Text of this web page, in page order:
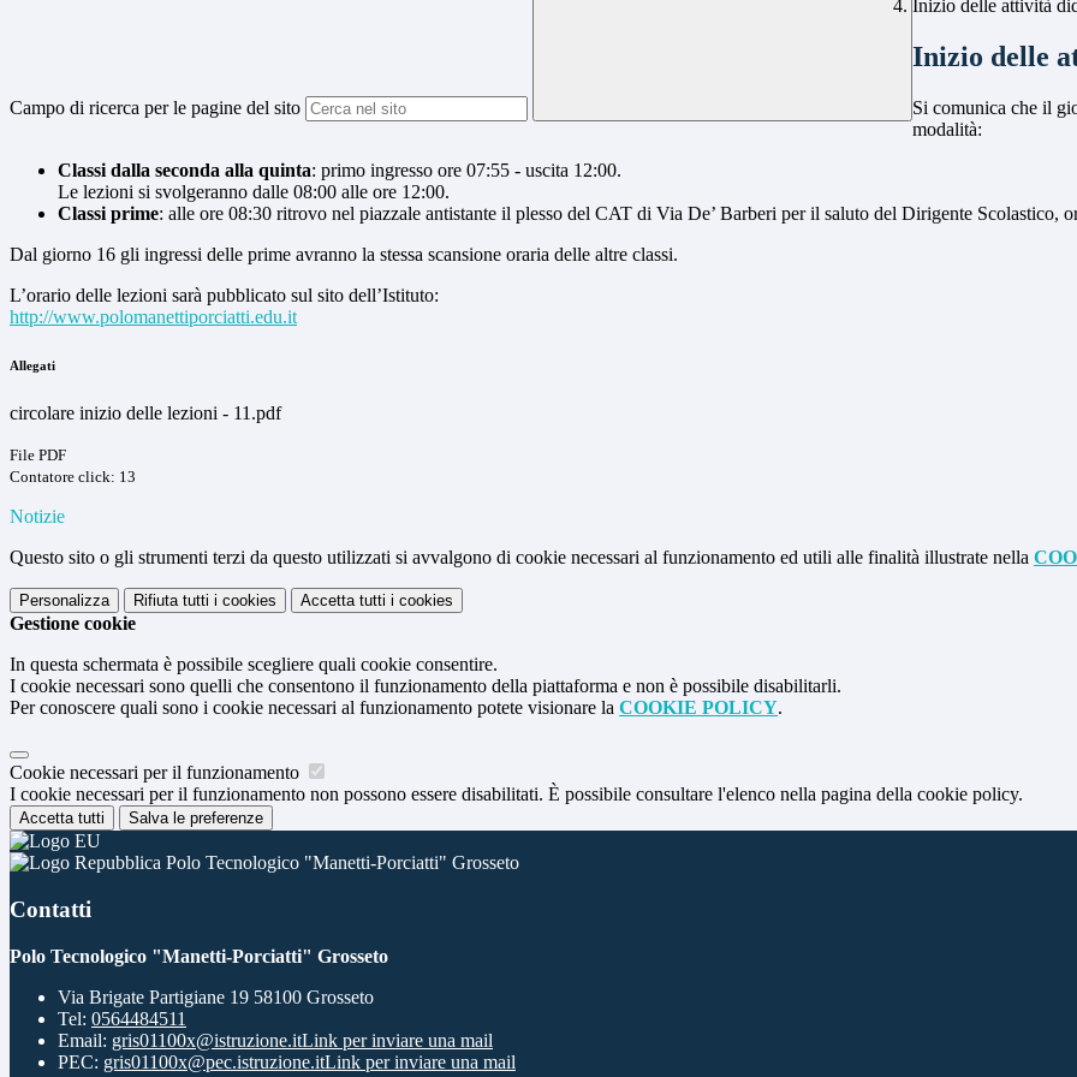
Campo di ricerca per le pagine del sito
Inizio delle attività
Inizio delle
Si comunica che il
modalità:
Classi dalla seconda alla quinta: primo ingresso ore 07:55 - uscita 12:00.
Le lezioni si svolgeranno dalle 08:00 alle ore 12:00.
Classi prime: alle ore 08:30 ritrovo nel piazzale antistante il plesso del CAT di Via De’ Barberi per il saluto del Dirigente Scolastico,
Dal giorno 16 gli ingressi delle prime avranno la stessa scansione oraria delle altre classi.
L’orario delle lezioni sarà pubblicato sul sito dell’Istituto:
http://www.polomanettiporciatti.edu.it
Allegati
circolare inizio delle lezioni - 11.pdf
File PDF
Contatore click: 13
Notizie
Questo sito o gli strumenti terzi da questo utilizzati si avvalgono di cookie necessari al funzionamento ed utili alle finalità illustrate nella
Personalizza Rifiuta tutti i cookies Accetta tutti i cookies
Gestione cookie
In questa schermata è possibile scegliere quali cookie consentire.
I cookie necessari sono quelli che consentono il funzionamento della piattaforma e non è possibile disabilitarli.
Per conoscere quali sono i cookie necessari al funzionamento potete visionare la COOKIE POLICY.
Cookie necessari per il funzionamento
I cookie necessari per il funzionamento non possono essere disabilitati. È possibile consultare l'elenco nella pagina della cookie policy.
Accetta tutti Salva le preferenze
Polo Tecnologico "Manetti-Porciatti" Grosseto
Contatti
Polo Tecnologico "Manetti-Porciatti" Grosseto
Via Brigate Partigiane 19 58100 Grosseto
Tel: 0564484511
Email: gris01100x@istruzione.itLink per inviare una mail
PEC: gris01100x@pec.istruzione.itLink per inviare una mail